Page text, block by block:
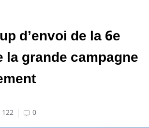
d’envoi de la 6e
grande campagne
122 0